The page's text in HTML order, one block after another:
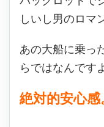
しいし男のロマ
あの大船に乗っ
らではなんです
絶対的安心感